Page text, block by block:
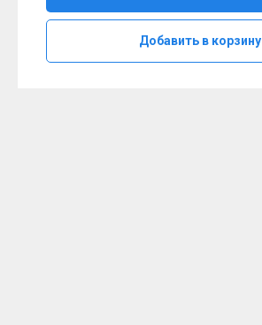
Добавить в корзину